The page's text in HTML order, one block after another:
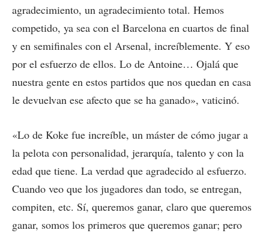
agradecimiento, un agradecimiento total. Hemos
competido, ya sea con el Barcelona en cuartos de final
y en semifinales con el Arsenal, increíblemente. Y eso
por el esfuerzo de ellos. Lo de Antoine… Ojalá que
nuestra gente en estos partidos que nos quedan en casa
le devuelvan ese afecto que se ha ganado», vaticinó.
«Lo de Koke fue increíble, un máster de cómo jugar a
la pelota con personalidad, jerarquía, talento y con la
edad que tiene. La verdad que agradecido al esfuerzo.
Cuando veo que los jugadores dan todo, se entregan,
compiten, etc. Sí, queremos ganar, claro que queremos
ganar, somos los primeros que queremos ganar; pero